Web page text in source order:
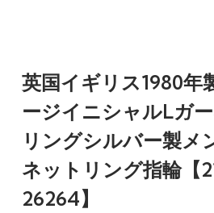
英国イギリス1980年
ージイニシャルLガ
リングシルバー製メ
ネットリング指輪【
26264】